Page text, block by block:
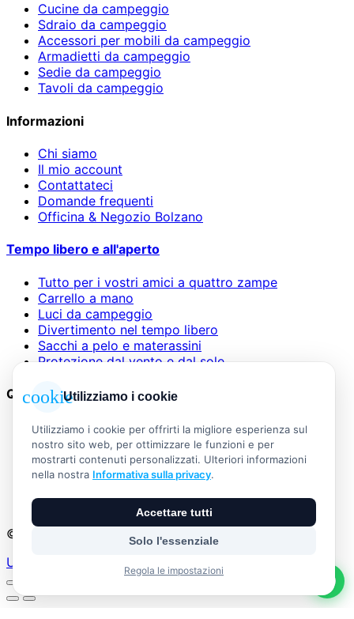
Cucine da campeggio
Sdraio da campeggio
Accessori per mobili da campeggio
Armadietti da campeggio
Sedie da campeggio
Tavoli da campeggio
Informazioni
Chi siamo
Il mio account
Contattateci
Domande frequenti
Officina & Negozio Bolzano
Tempo libero e all'aperto
Tutto per i vostri amici a quattro zampe
Carrello a mano
Luci da campeggio
Divertimento nel tempo libero
Sacchi a pelo e materassini
Protezione dal vento e dal sole
Questioni legali
AGB
Informazioni legali
Informativa sulla privacy
Widerrufsbelehrung
Vertrag widerrufen
© 2026 Outdoor Living Alle Rechte vorbehalten
Umsetzung:
cookieUtilizziamo i cookie
Utilizziamo i cookie per offrirti la migliore esperienza sul
nostro sito web, per ottimizzare le funzioni e per
mostrarti contenuti personalizzati. Ulteriori informazioni
nella nostra Informativa sulla privacy.
Accettare tutti
Solo l'essenziale
Regola le impostazioni